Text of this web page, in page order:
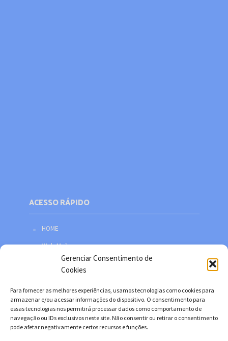
Gerenciar Consentimento de
Cookies
Para fornecer as melhores experiências, usamos tecnologias como cookies para
armazenar e/ou acessar informações do dispositivo. O consentimento para
essas tecnologias nos permitirá processar dados como comportamento de
navegação ou IDs exclusivos neste site. Não consentir ou retirar o consentimento
pode afetar negativamente certos recursos e funções.
ACESSO RÁPIDO
HOME
Web Mail
Política de privacidade
Facebook
Twitter
YouTube